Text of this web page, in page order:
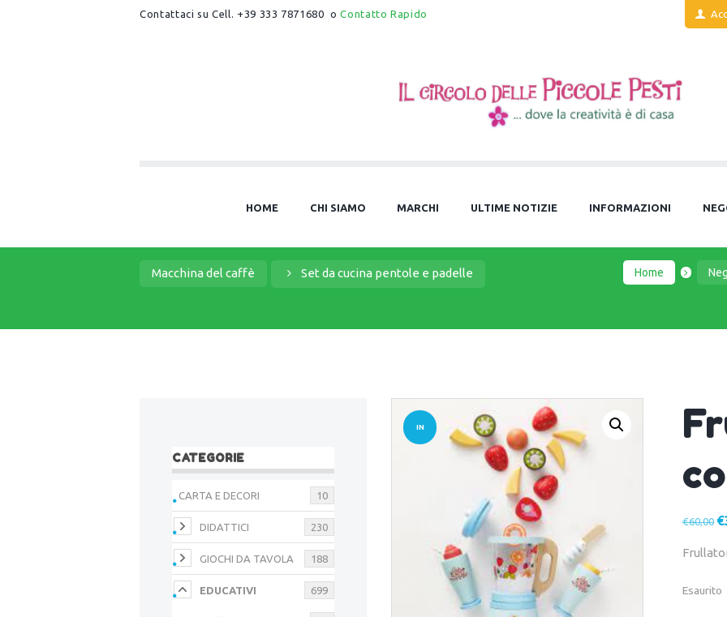
Contattaci su Cell. +39 333 7871680 oContatto Rapido
HOME CHI SIAMO MARCHI ULTIME NOTIZIE INFORMAZIONI
Macchina del caffè Set da cucina pentole e padelle Home
IN
€60,00 Il
€
Esaurito
CATEGORIE
CARTA E DECORI 10
DIDATTICI 230
GIOCHI DA TAVOLA 188
EDUCATIVI 699